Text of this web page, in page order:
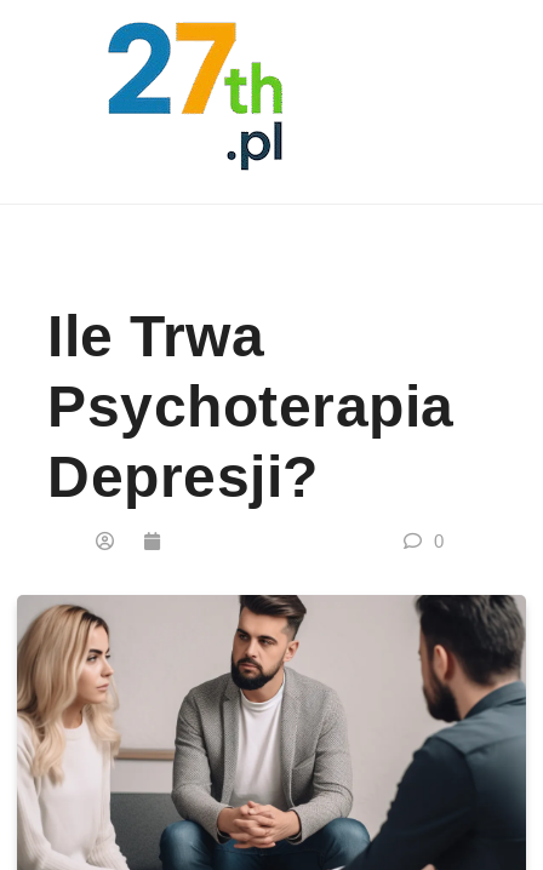
Ile Trwa
Psychoterapia
Depresji?
0